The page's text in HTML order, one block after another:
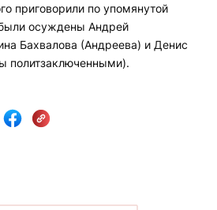
приговорили по упомянутой
осуждены Андрей
Бахвалова (Андреева) и Денис
политзаключенными).